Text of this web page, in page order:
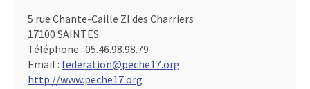
5 rue Chante-Caille ZI des Charriers
17100 SAINTES
Téléphone : 05.46.98.98.79
Email : federation@peche17.org
http://www.peche17.org